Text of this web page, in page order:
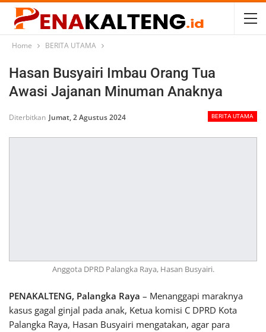
Home BERITA UTAMA
Hasan Busyairi Imbau Orang Tua
Awasi Jajanan Minuman Anaknya
BERITA UTAMA
Diterbitkan Jumat, 2 Agustus 2024
Anggota DPRD Palangka Raya, Hasan Busyairi.
PENAKALTENG, Palangka Raya – Menanggapi maraknya
kasus gagal ginjal pada anak, Ketua komisi C DPRD Kota
Palangka Raya, Hasan Busyairi mengatakan, agar para